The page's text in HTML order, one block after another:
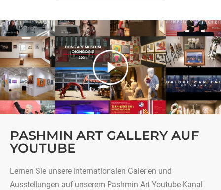
PASHMIN ART GALLERY AUF
YOUTUBE
Lernen Sie unsere internationalen Galerien und
Ausstellungen auf unserem Pashmin Art Youtube-Kanal